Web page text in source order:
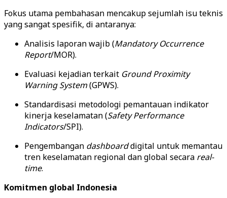
Fokus utama pembahasan mencakup sejumlah isu teknis
yang sangat spesifik, di antaranya:
Analisis laporan wajib (Mandatory Occurrence
Report/MOR).
Evaluasi kejadian terkait Ground Proximity
Warning System(GPWS).
Standardisasi metodologi pemantauan indikator
kinerja keselamatan (Safety Performance
Indicators/SPI).
Pengembangan dashboarddigital untuk memantau
tren keselamatan regional dan global secara real-
time.
Komitmen global Indonesia